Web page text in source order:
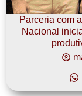
Parceria com
Nacional